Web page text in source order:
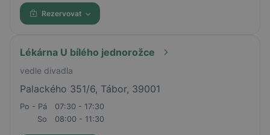
Rezervovat
Lékárna U bílého jednorožce
vedle divadla
Palackého 351/6, Tábor, 39001
Po - Pá
07:30 - 17:30
So
08:00 - 11:30